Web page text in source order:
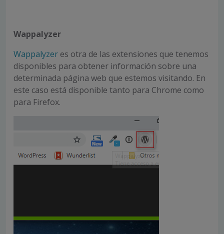
Wappalyzer
Wappalyzer es otra de las extensiones que tenemos
disponibles para obtener información sobre una
determinada página web que estemos visitando. En
este caso está disponible tanto para Chrome como
para Firefox.